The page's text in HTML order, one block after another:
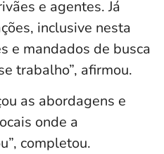
e agentes. Já
inclusive nesta
e mandados de busca
trabalho”, afirmou.
as abordagens e
onde a
completou.